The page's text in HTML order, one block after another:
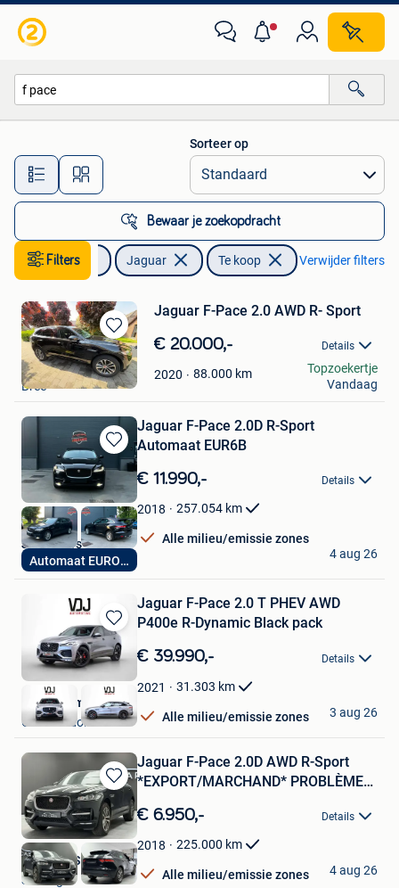
Alle afstanden…
Sorteer op
Bewaar je zoekopdracht
Filters
Auto's Jaguar Te koop Verwijder filters
Bewaren
in
Mijn
Favorieten
Jaguar F-Pace 2.0 AWD R- Sport
€ 20.000,- Details
2020 88.000 km
matthy
Bree
Topzoekertje
Vandaag
Bewaren
in
Mijn
Favorieten
Automaat EURO6B
Jaguar F-Pace 2.0D R-Sport
Automaat EUR6B
€ 11.990,- Details
2018 257.054 km
Alle milieu/emissie zones
Joker Cars
Grimbergen
4 aug 26
Bewaren
in
Mijn
Favorieten
Jaguar F-Pace 2.0 T PHEV AWD
P400e R-Dynamic Black pack
€ 39.990,- Details
2021 31.303 km
Alle milieu/emissie zones
VDJ Automotive
Grobbendonk
3 aug 26
Bewaren
in
Mijn
Favorieten
Jaguar F-Pace 2.0D AWD R-Sport
*EXPORT/MARCHAND* PROBLÈME
€ 6.950,- Details
2018 225.000 km
Alle milieu/emissie zones
Faz Cars SRL
Seraing
4 aug 26